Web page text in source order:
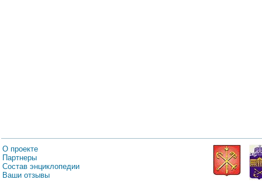
О проекте
Партнеры
Состав энциклопедии
Ваши отзывы